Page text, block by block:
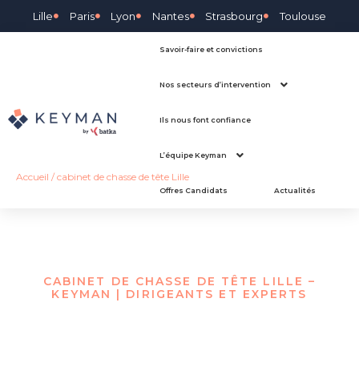
Lille Paris Lyon Nantes Strasbourg Toulouse
Savoir-faire et convictions
Nos secteurs d’intervention
Ils nous font confiance
L’équipe Keyman
Offres Candidats Actualités
Accueil / cabinet de chasse de tête Lille
CABINET DE CHASSE DE TÊTE LILLE –
KEYMAN | DIRIGEANTS ET EXPERTS